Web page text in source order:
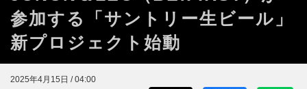
参加する「サントリー生ビール」
新プロジェクト始動
2025年4月15日 / 04:00